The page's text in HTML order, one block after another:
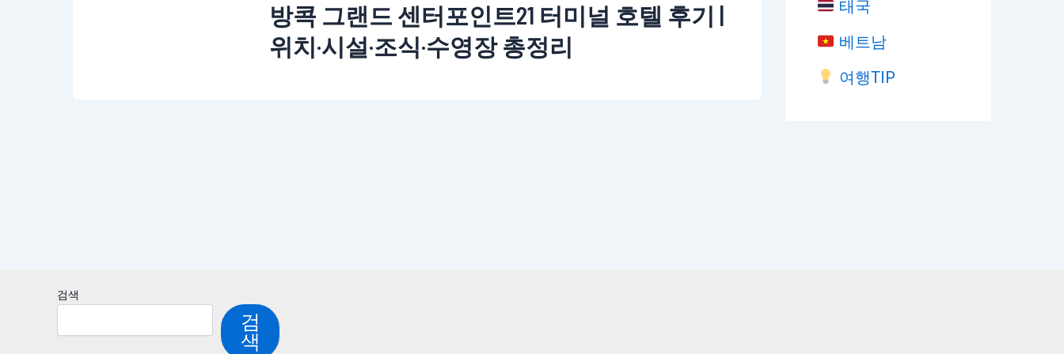
방콕 그랜드 센터포인트21 터미널 호텔 후기 |
위치·시설·조식·수영장 총정리
태국
베트남
여행TIP
검색
검
색